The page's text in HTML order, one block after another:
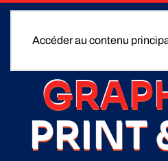
Accéder au contenu
PRINT